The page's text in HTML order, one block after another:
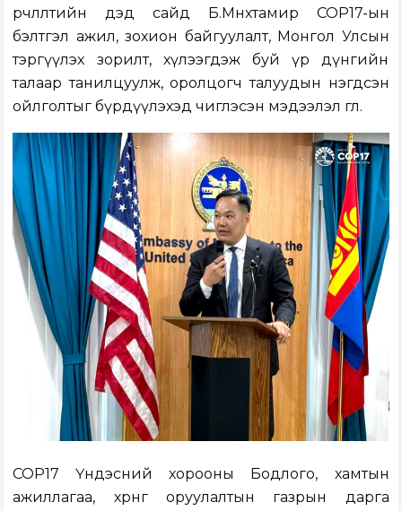
өөрчлөлтийн дэд сайд Б.Мөнхтамир COP17-ын
бэлтгэл ажил, зохион байгуулалт, Монгол Улсын
тэргүүлэх зорилт, хүлээгдэж буй үр дүнгийн
талаар танилцуулж, оролцогч талуудын нэгдсэн
ойлголтыг бүрдүүлэхэд чиглэсэн мэдээлэл өглөө.
COP17 Үндэсний хорооны Бодлого, хамтын
ажиллагаа, хөрөнгө оруулалтын газрын дарга